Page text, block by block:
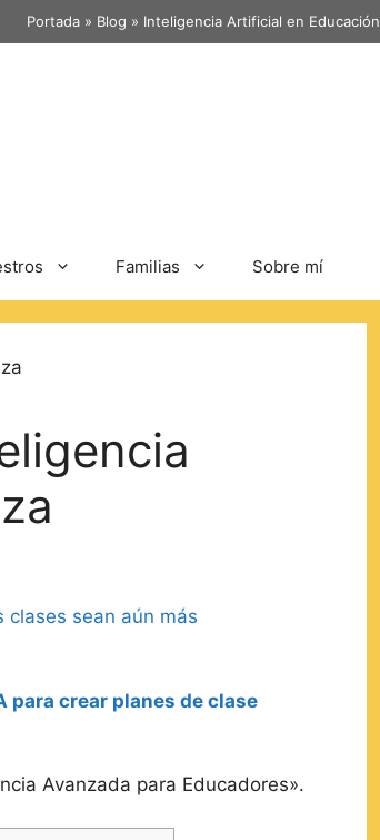
Portada » Blog » Inteligencia Artificial en Educación
Familias Sobre mí
sean aún más
para crear planes de clase
Avanzada para Educadores».